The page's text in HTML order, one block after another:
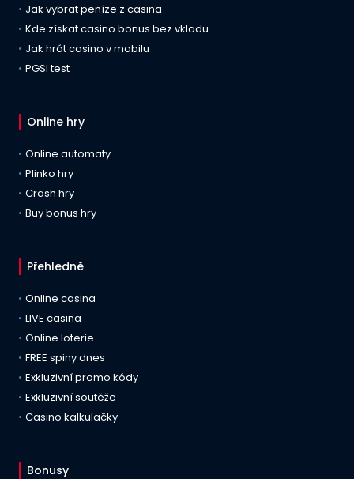
Jak vybrat peníze z casina
Kde získat casino bonus bez vkladu
Jak hrát casino v mobilu
PGSI test
Online hry
Online automaty
Plinko hry
Crash hry
Buy bonus hry
Přehledně
Online casina
LIVE casina
Online loterie
FREE spiny dnes
Exkluzivní promo kódy
Exkluzivní soutěže
Casino kalkulačky
Bonusy